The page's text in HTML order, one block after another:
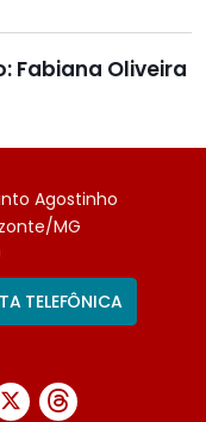
Fabiana Oliveira
Agostinho
MG
TELEFÔNICA